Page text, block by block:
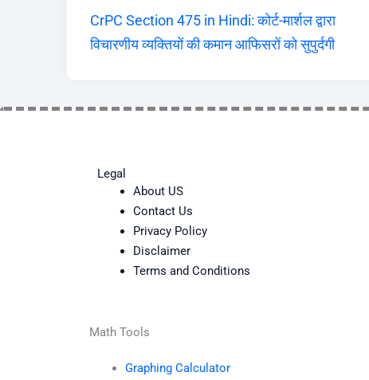
CrPC Section 475 in Hindi: कोर्ट-मार्शल द्वारा
विचारणीय व्यक्तियों की कमान आफिसरों को सुपुर्दगी
Legal
About US
Contact Us
Privacy Policy
Disclaimer
Terms and Conditions
Math Tools
Graphing Calculator